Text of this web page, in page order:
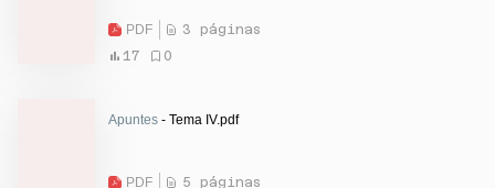
PDF
3 páginas
17
0
Apuntes - Tema IV.pdf
PDF
5 páginas